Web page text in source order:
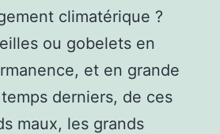
climatérique ?
ou gobelets en
et en grande
derniers, de ces
maux, les grands